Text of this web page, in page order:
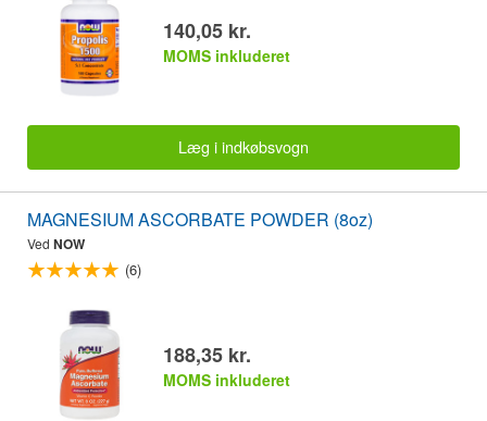
140,05 kr.
MOMS inkluderet
Læg i indkøbsvogn
MAGNESIUM ASCORBATE POWDER (8oz)
Ved NOW
(6)
188,35 kr.
MOMS inkluderet